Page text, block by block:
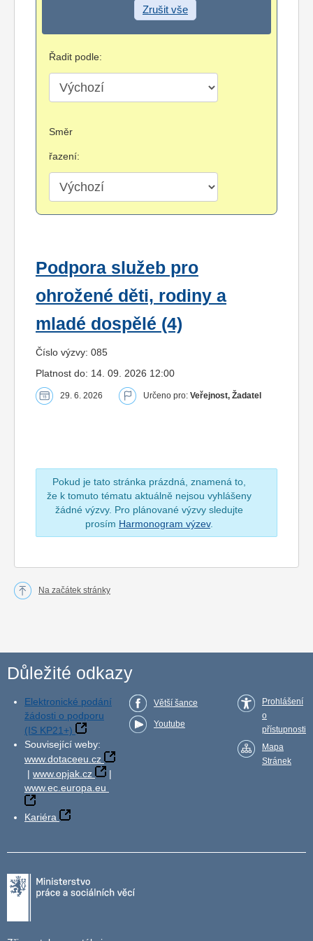
Zrušit vše
Řadit podle:
Směr
řazení:
Podpora služeb pro
ohrožené děti, rodiny a
mladé dospělé (4)
Číslo výzvy: 085
Platnost do: 14. 09. 2026 12:00
29. 6. 2026 Určeno pro: Veřejnost, Žadatel
Pokud je tato stránka prázdná, znamená to,
že k tomuto tématu aktuálně nejsou vyhlášeny
žádné výzvy. Pro plánované výzvy sledujte
prosím Harmonogram výzev.
Na začátek stránky
Důležité odkazy
Elektronické podání
žádosti o podporu
(IS KP21+)
Související weby:
www.dotaceeu.cz
| www.opjak.cz
|
www.ec.europa.eu
Kariéra
Větší šance
Youtube
Prohlášení
o
přístupnosti
Mapa
Stránek